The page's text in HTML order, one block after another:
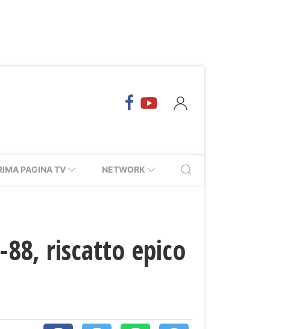
PAGINA TV NETWORK
88, riscatto epico